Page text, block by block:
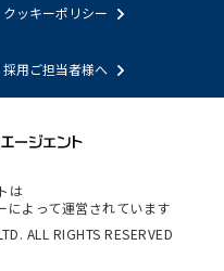
クッキーポリシー
採用ご担当者様へ
は
によって運営されています
ALL RIGHTS RESERVED